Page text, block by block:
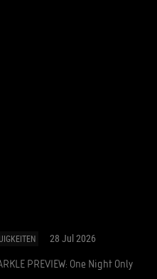
28 Jul 2026
PREVIEW: One Night Only